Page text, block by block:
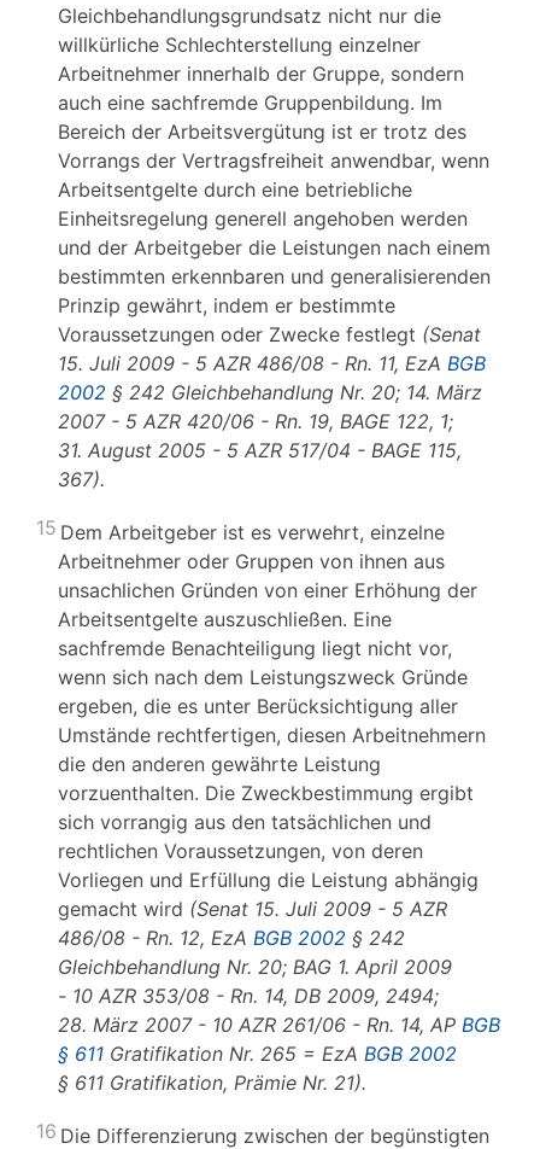
Gleichbehandlungsgrundsatz nicht nur die
willkürliche Schlechterstellung einzelner
Arbeitnehmer innerhalb der Gruppe, sondern
auch eine sachfremde Gruppenbildung. Im
Bereich der Arbeitsvergütung ist er trotz des
Vorrangs der Vertragsfreiheit anwendbar, wenn
Arbeitsentgelte durch eine betriebliche
Einheitsregelung generell angehoben werden
und der Arbeitgeber die Leistungen nach einem
bestimmten erkennbaren und generalisierenden
Prinzip gewährt, indem er bestimmte
Voraussetzungen oder Zwecke festlegt (Senat
15. Juli 2009 - 5 AZR 486/08 - Rn. 11, EzA BGB
2002 § 242 Gleichbehandlung Nr. 20; 14. März
2007 - 5 AZR 420/06 - Rn. 19, BAGE 122, 1;
31. August 2005 - 5 AZR 517/04 - BAGE 115,
367).
15 Dem Arbeitgeber ist es verwehrt, einzelne
Arbeitnehmer oder Gruppen von ihnen aus
unsachlichen Gründen von einer Erhöhung der
Arbeitsentgelte auszuschließen. Eine
sachfremde Benachteiligung liegt nicht vor,
wenn sich nach dem Leistungszweck Gründe
ergeben, die es unter Berücksichtigung aller
Umstände rechtfertigen, diesen Arbeitnehmern
die den anderen gewährte Leistung
vorzuenthalten. Die Zweckbestimmung ergibt
sich vorrangig aus den tatsächlichen und
rechtlichen Voraussetzungen, von deren
Vorliegen und Erfüllung die Leistung abhängig
gemacht wird (Senat 15. Juli 2009 - 5 AZR
486/08 - Rn. 12, EzA BGB 2002 § 242
Gleichbehandlung Nr. 20; BAG 1. April 2009
- 10 AZR 353/08 - Rn. 14, DB 2009, 2494;
28. März 2007 - 10 AZR 261/06 - Rn. 14, AP BGB
§ 611 Gratifikation Nr. 265 = EzA BGB 2002
§ 611 Gratifikation, Prämie Nr. 21).
16 Die Differenzierung zwischen der begünstigten